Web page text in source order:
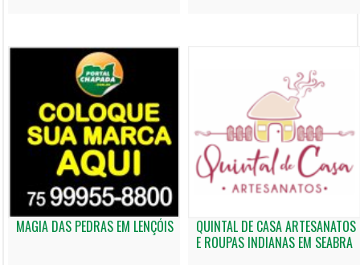
MAGIA DAS PEDRAS EM LENÇÓIS
QUINTAL DE CASA ARTESANATOS
E ROUPAS INDIANAS EM SEABRA